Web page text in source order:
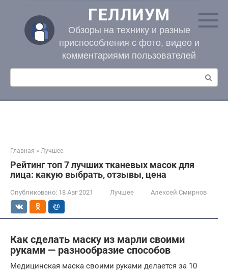
контенту
ГЕЛЛИУМ
Обзоры на технику и разные
приспособления с фото, видео и
комментариями пользователей
Поиск:
Главная » Лучшее
Рейтинг топ 7 лучших тканевых масок для
лица: какую выбрать, отзывы, цена
Опубликовано: 18 Авг 2021 Лучшее Алексей Смирнов
Как сделать маску из марли своими
руками — разнообразие способов
Медицинская маска своими руками делается за 10